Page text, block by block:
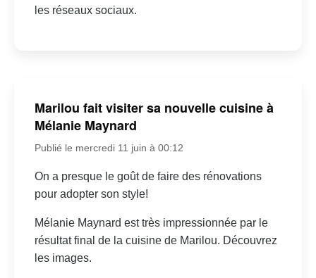
les réseaux sociaux.
Marilou fait visiter sa nouvelle cuisine à
Mélanie Maynard
Publié le mercredi 11 juin à 00:12
On a presque le goût de faire des rénovations
pour adopter son style!
Mélanie Maynard est très impressionnée par le
résultat final de la cuisine de Marilou. Découvrez
les images.